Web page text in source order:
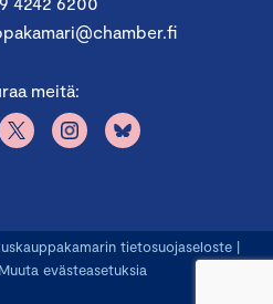
meitä:
tietosuojaseloste |
Muuta evästeasetuksia